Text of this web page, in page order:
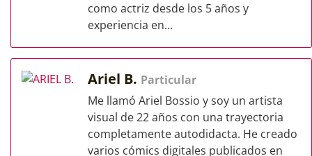
como actriz desde los 5 años y
experiencia en...
Ariel B. Particular
Me llamó Ariel Bossio y soy un artista
visual de 22 años con una trayectoria
completamente autodidacta. He creado
varios cómics digitales publicados en